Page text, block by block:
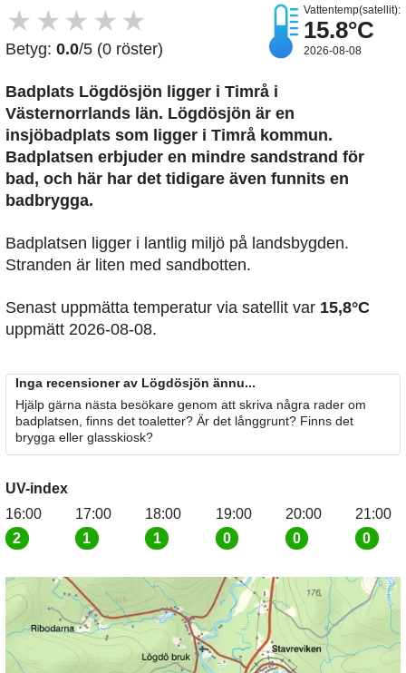
★ ★ ★ ★ ★
Betyg: 0.0/5 (0 röster)
Vattentemp(satellit):
15.8°C
2026-08-08
Badplats Lögdösjön ligger i Timrå i
Västernorrlands län. Lögdösjön är en
insjöbadplats som ligger i Timrå kommun.
Badplatsen erbjuder en mindre sandstrand för
bad, och här har det tidigare även funnits en
badbrygga.
Badplatsen ligger i lantlig miljö på landsbygden.
Stranden är liten med sandbotten.
Senast uppmätta temperatur via satellit var 15,8°C
uppmätt 2026-08-08.
Inga recensioner av Lögdösjön ännu...
Hjälp gärna nästa besökare genom att skriva några rader om
badplatsen, finns det toaletter? Är det långgrunt? Finns det
brygga eller glasskiosk?
UV-index
16:00
2
17:00
1
18:00
1
19:00
0
20:00
0
21:00
0